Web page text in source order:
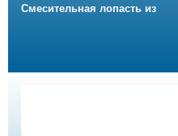
Смесительная лопасть из